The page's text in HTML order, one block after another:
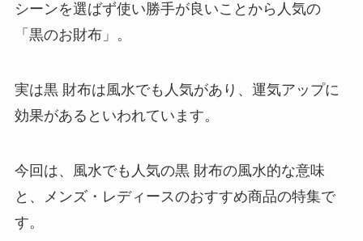
シーンを選ばず使い勝手が良いことから人気の
「黒のお財布」。
実は黒 財布は風水でも人気があり、運気アップに
効果があるといわれています。
今回は、風水でも人気の黒 財布の風水的な意味
と、メンズ・レディースのおすすめ商品の特集で
す。